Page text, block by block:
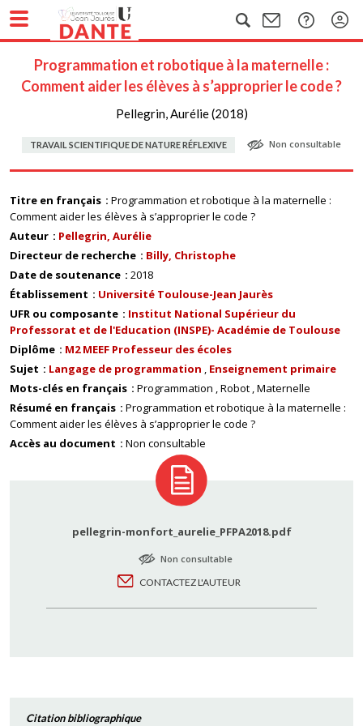
Programmation et robotique à la maternelle :
Comment aider les élèves à s’approprier le code ?
Pellegrin, Aurélie (2018)
TRAVAIL SCIENTIFIQUE DE NATURE RÉFLEXIVE Non consultable
Titre en français
Programmation et robotique à la maternelle :
Comment aider les élèves à s’approprier le code ?
Auteur
Pellegrin, Aurélie
Directeur de recherche
Billy, Christophe
Date de soutenance
2018
Établissement
Université Toulouse-Jean Jaurès
UFR ou composante
Institut National Supérieur du
Professorat et de l'Education (INSPE)- Académie de Toulouse
Diplôme
M2 MEEF Professeur des écoles
Sujet
Langage de programmation
Enseignement primaire
Mots-clés en français
Programmation Robot Maternelle
Résumé en français
Programmation et robotique à la maternelle :
Comment aider les élèves à s’approprier le code ?
Accès au document
Non consultable
pellegrin-monfort_aurelie_PFPA2018.pdf
Non consultable
CONTACTEZ L'AUTEUR
Citation bibliographique